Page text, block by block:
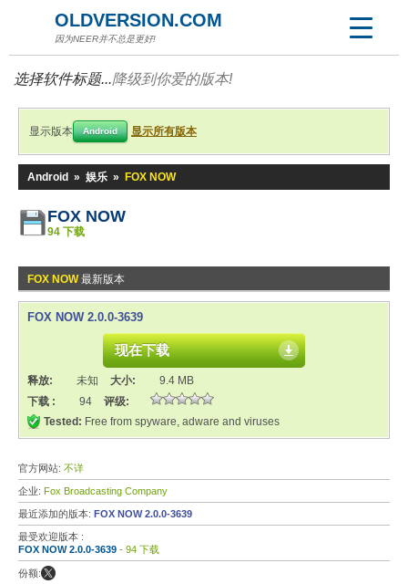
OLDVERSION.COM
因为NEER并不总是更好!
选择软件标题...降级到你爱的版本!
显示版本 Android 显示所有版本
Android » 娱乐 » FOX NOW
FOX NOW
94 下载
FOX NOW最新版本
FOX NOW 2.0.0-3639
现在下载
释放: 未知 大小:
9.4 MB
下载 :
94
评级:
Tested: Free from spyware, adware and viruses
官方网站: 不详
企业: Fox Broadcasting Company
最近添加的版本: FOX NOW 2.0.0-3639
最受欢迎版本 :
FOX NOW 2.0.0-3639 - 94 下载
份额: